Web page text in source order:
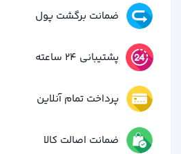
ضمانت برگشت پول
پشتیبانی 24 ساعته
پرداخت تمام آنلاین
ضمانت اصالت کالا